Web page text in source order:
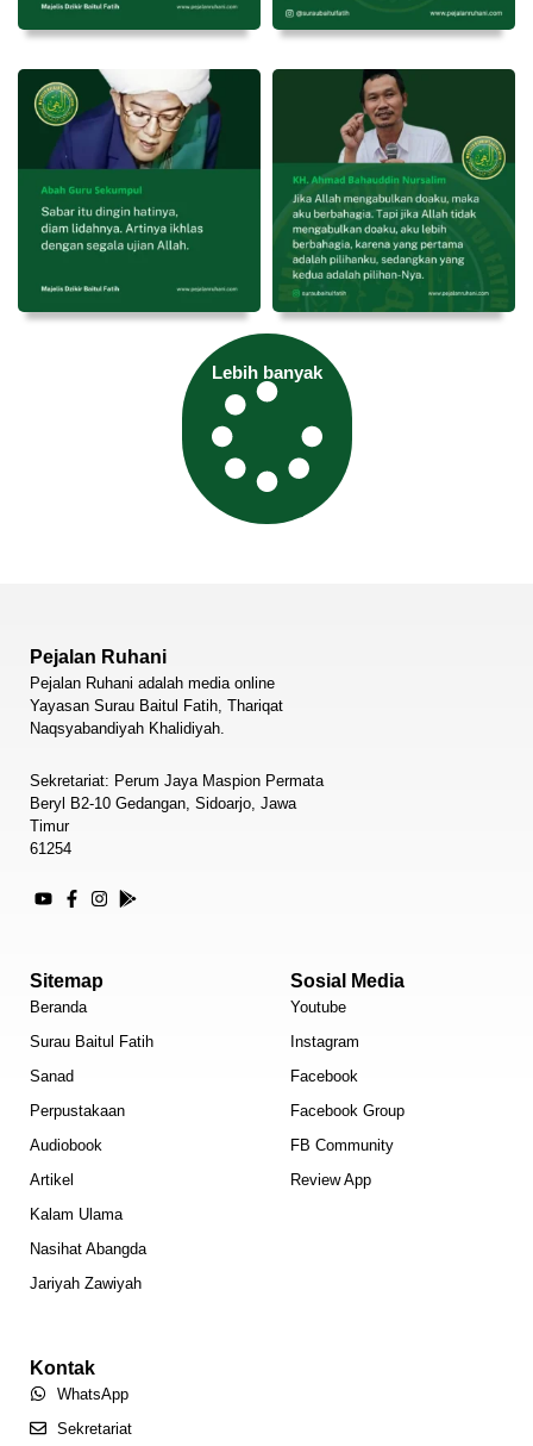
Lebih banyak
Pejalan Ruhani
Pejalan Ruhani adalah media online
Yayasan Surau Baitul Fatih, Thariqat
Naqsyabandiyah Khalidiyah.
Sekretariat: Perum Jaya Maspion Permata
Beryl B2-10 Gedangan, Sidoarjo, Jawa
Timur
61254
Sitemap
Beranda
Surau Baitul Fatih
Sanad
Perpustakaan
Audiobook
Artikel
Kalam Ulama
Nasihat Abangda
Jariyah Zawiyah
Sosial Media
Youtube
Instagram
Facebook
Facebook Group
FB Community
Review App
Kontak
WhatsApp
Sekretariat